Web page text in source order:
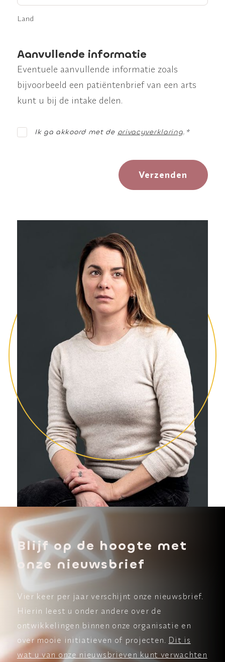
Land
Aanvullende informatie
Eventuele aanvullende informatie zoals
bijvoorbeeld een patiëntenbrief van een arts
kunt u bij de intake delen.
Ik ga akkoord met de privacyverklaring. *
Verzenden
Blijf op de hoogte met
onze nieuwsbrief
Vier keer per jaar verschijnt onze nieuwsbrief.
Hierin leest u onder andere over de
ontwikkelingen binnen onze organisatie en
over mooie initiatieven of projecten. Dit is
wat u van onze nieuwsbrieven kunt verwachten